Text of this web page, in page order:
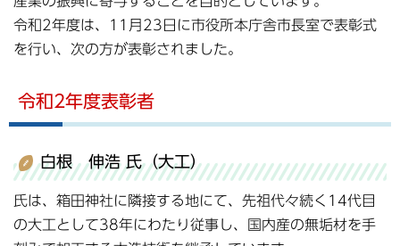
令和2年度は、11月23日に市役所本庁舎市長室で表彰式
を行い、次の方が表彰されました。
令和2年度表彰者
白根 伸浩 氏（大工）
氏は、箱田神社に隣接する地にて、先祖代々続く14代目
の大工として38年にわたり従事し、国内産の無垢材を手